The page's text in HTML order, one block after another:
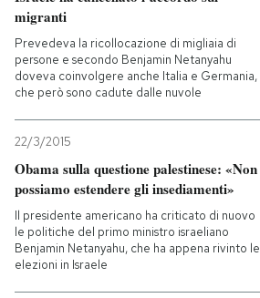
PODCAST
NEWSLETTER
SHOP
migranti
Prevedeva la ricollocazione di migliaia di
persone e secondo Benjamin Netanyahu
doveva coinvolgere anche Italia e Germania,
che però sono cadute dalle nuvole
22/3/2015
Obama sulla questione palestinese: «Non
possiamo estendere gli insediamenti»
Il presidente americano ha criticato di nuovo
le politiche del primo ministro israeliano
Benjamin Netanyahu, che ha appena rivinto le
elezioni in Israele